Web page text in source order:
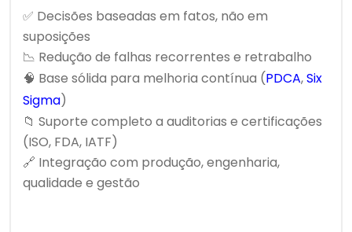
✅ Decisões baseadas em fatos, não em
suposições
📉 Redução de falhas recorrentes e retrabalho
🧠 Base sólida para melhoria contínua (PDCA,Six
Sigma)
📁 Suporte completo a auditorias e certificações
(ISO, FDA, IATF)
🔗 Integração com produção, engenharia,
qualidade e gestão